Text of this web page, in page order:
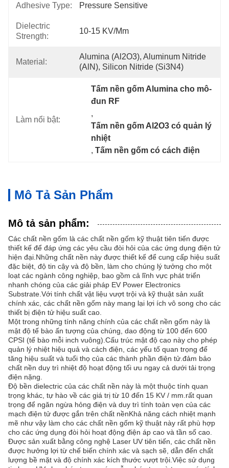
Adhesive Type: Pressure Sensitive
Dielectric
Strength:
10-15 KV/mm
Material:
Alumina (Al2O3), Aluminum Nitride
(AlN), Silicon Nitride (Si3N4)
Làm nổi bật:
Tấm nền gốm Alumina cho mô-
đun RF
,
Tấm nền gốm Al2O3 có quản lý
nhiệt
, Tấm nền gốm có cách điện
Mô Tả Sản Phẩm
Mô tả sản phẩm:
Các chất nền gốm là các chất nền gốm kỹ thuật tiên tiến được
thiết kế để đáp ứng các yêu cầu đòi hỏi của các ứng dụng điện tử
hiện đại.Những chất nền này được thiết kế để cung cấp hiệu suất
đặc biệt, độ tin cậy và độ bền, làm cho chúng lý tưởng cho một
loạt các ngành công nghiệp, bao gồm cả lĩnh vực phát triển
nhanh chóng của các giải pháp EV Power Electronics
Substrate.Với tính chất vật liệu vượt trội và kỹ thuật sản xuất
chính xác, các chất nền gốm này mang lại lợi ích vô song cho các
thiết bị điện tử hiệu suất cao.
Một trong những tính năng chính của các chất nền gốm này là
mật độ tế bào ấn tượng của chúng, dao động từ 100 đến 600
CPSI (tế bào mỗi inch vuông).Cấu trúc mật độ cao này cho phép
quản lý nhiệt hiệu quả và cách điện, các yếu tố quan trọng để
tăng hiệu suất và tuổi thọ của các thành phần điện tử.đảm bảo
chất nền duy trì nhiệt độ hoạt động tối ưu ngay cả dưới tải trọng
điện nặng.
Độ bền dielectric của các chất nền này là một thuộc tính quan
trọng khác, tự hào về các giá trị từ 10 đến 15 KV / mm.rất quan
trọng để ngăn ngừa hỏng điện và duy trì tính toàn vẹn của các
mạch điện tử được gắn trên chất nềnKhả năng cách nhiệt mạnh
mẽ như vậy làm cho các chất nền gốm kỹ thuật này rất phù hợp
cho các ứng dụng đòi hỏi hoạt động điện áp cao và tần số cao.
Được sản xuất bằng công nghệ Laser UV tiên tiến, các chất nền
được hưởng lợi từ chế biến chính xác và sạch sẽ, dẫn đến chất
lượng bề mặt và độ chính xác kích thước vượt trội.Việc sử dụng